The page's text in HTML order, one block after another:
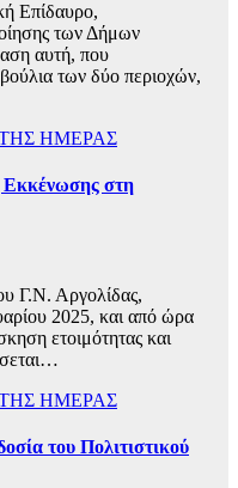
Επίδαυρο,
των Δήμων
αυτή, που
των δύο περιοχών,
ΗΜΕΡΑΣ
Εκκένωσης στη
Γ.Ν. Αργολίδας,
2025, και από ώρα
ετοιμότητας και
ΗΜΕΡΑΣ
του Πολιτιστικού